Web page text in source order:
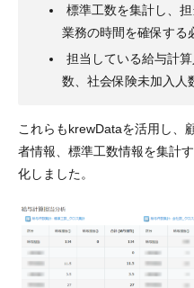
標準工数を集計し、
業務の時間を確保する
担当している給与計
数、社会保険未加入人
これらもkrewDataを活用し、
者情報、標準工数情報を集計
化しました。